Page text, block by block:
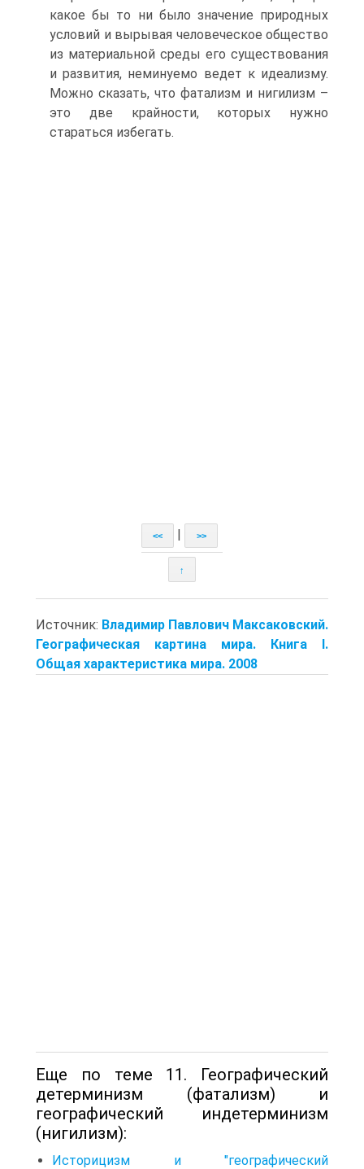
какое бы то ни было значение природных
условий и вырывая человеческое общество
из материальной среды его существования
и развития, неминуемо ведет к идеализму.
Можно сказать, что фатализм и нигилизм –
это две крайности, которых нужно
стараться избегать.
<< >>
↑
Источник: Владимир Павлович Максаковский.
Географическая картина мира. Книга I.
Общая характеристика мира. 2008
Еще по теме 11. Географический
детерминизм (фатализм) и
географический индетерминизм
(нигилизм):
Историцизм и "географический